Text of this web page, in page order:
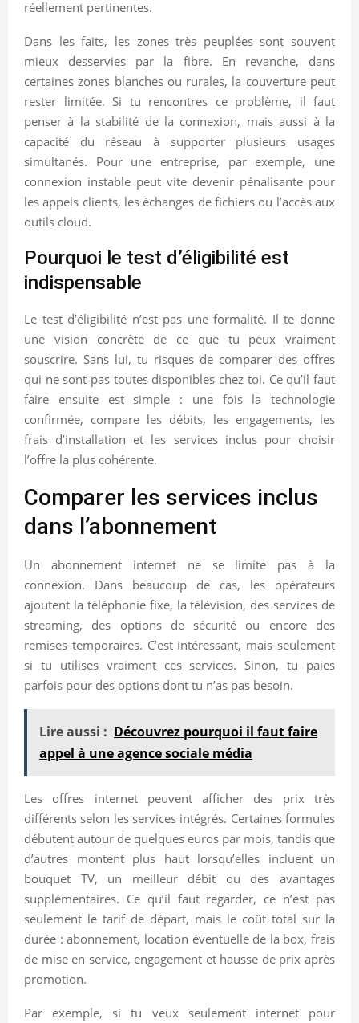
réellement pertinentes.
Dans les faits, les zones très peuplées sont souvent
mieux desservies par la fibre. En revanche, dans
certaines zones blanches ou rurales, la couverture peut
rester limitée. Si tu rencontres ce problème, il faut
penser à la stabilité de la connexion, mais aussi à la
capacité du réseau à supporter plusieurs usages
simultanés. Pour une entreprise, par exemple, une
connexion instable peut vite devenir pénalisante pour
les appels clients, les échanges de fichiers ou l’accès aux
outils cloud.
Pourquoi le test d’éligibilité est
indispensable
Le test d’éligibilité n’est pas une formalité. Il te donne
une vision concrète de ce que tu peux vraiment
souscrire. Sans lui, tu risques de comparer des offres
qui ne sont pas toutes disponibles chez toi. Ce qu’il faut
faire ensuite est simple : une fois la technologie
confirmée, compare les débits, les engagements, les
frais d’installation et les services inclus pour choisir
l’offre la plus cohérente.
Comparer les services inclus
dans l’abonnement
Un abonnement internet ne se limite pas à la
connexion. Dans beaucoup de cas, les opérateurs
ajoutent la téléphonie fixe, la télévision, des services de
streaming, des options de sécurité ou encore des
remises temporaires. C’est intéressant, mais seulement
si tu utilises vraiment ces services. Sinon, tu paies
parfois pour des options dont tu n’as pas besoin.
Lire aussi : Découvrez pourquoi il faut faire
appel à une agence sociale média
Les offres internet peuvent afficher des prix très
différents selon les services intégrés. Certaines formules
débutent autour de quelques euros par mois, tandis que
d’autres montent plus haut lorsqu’elles incluent un
bouquet TV, un meilleur débit ou des avantages
supplémentaires. Ce qu’il faut regarder, ce n’est pas
seulement le tarif de départ, mais le coût total sur la
durée : abonnement, location éventuelle de la box, frais
de mise en service, engagement et hausse de prix après
promotion.
Par exemple, si tu veux seulement internet pour